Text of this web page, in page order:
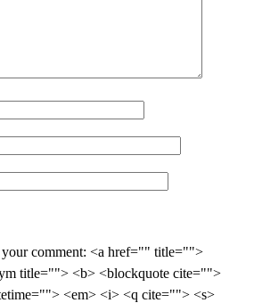
comment: <a href="" title="">
title=""> <b> <blockquote cite="">
<em> <i> <q cite=""> <s>